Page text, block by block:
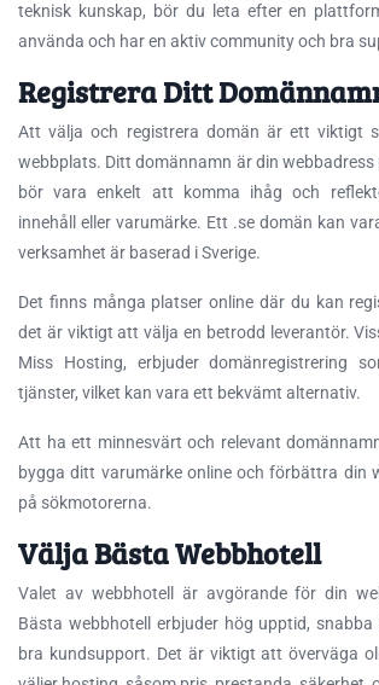
teknisk kunskap, bör du leta efter en
använda och har en aktiv community och bra
Registrera Ditt
Att välja och registrera domän är ett viktigt
webbplats. Ditt domännamn är din webbadress
bör vara enkelt att komma ihåg och
innehåll eller varumärke. Ett .se domän kan
verksamhet är baserad i Sverige.
Det finns många platser online där du kan
det är viktigt att välja en betrodd leverantör.
Miss Hosting, erbjuder domänregistrering
tjänster, vilket kan vara ett bekvämt alternativ.
Att ha ett minnesvärt och relevant
bygga ditt varumärke online och förbättra din
på sökmotorerna.
Välja Bästa Webbhotell
Valet av webbhotell är avgörande för din
Bästa webbhotell erbjuder hög upptid, snabba
bra kundsupport. Det är viktigt att överväga